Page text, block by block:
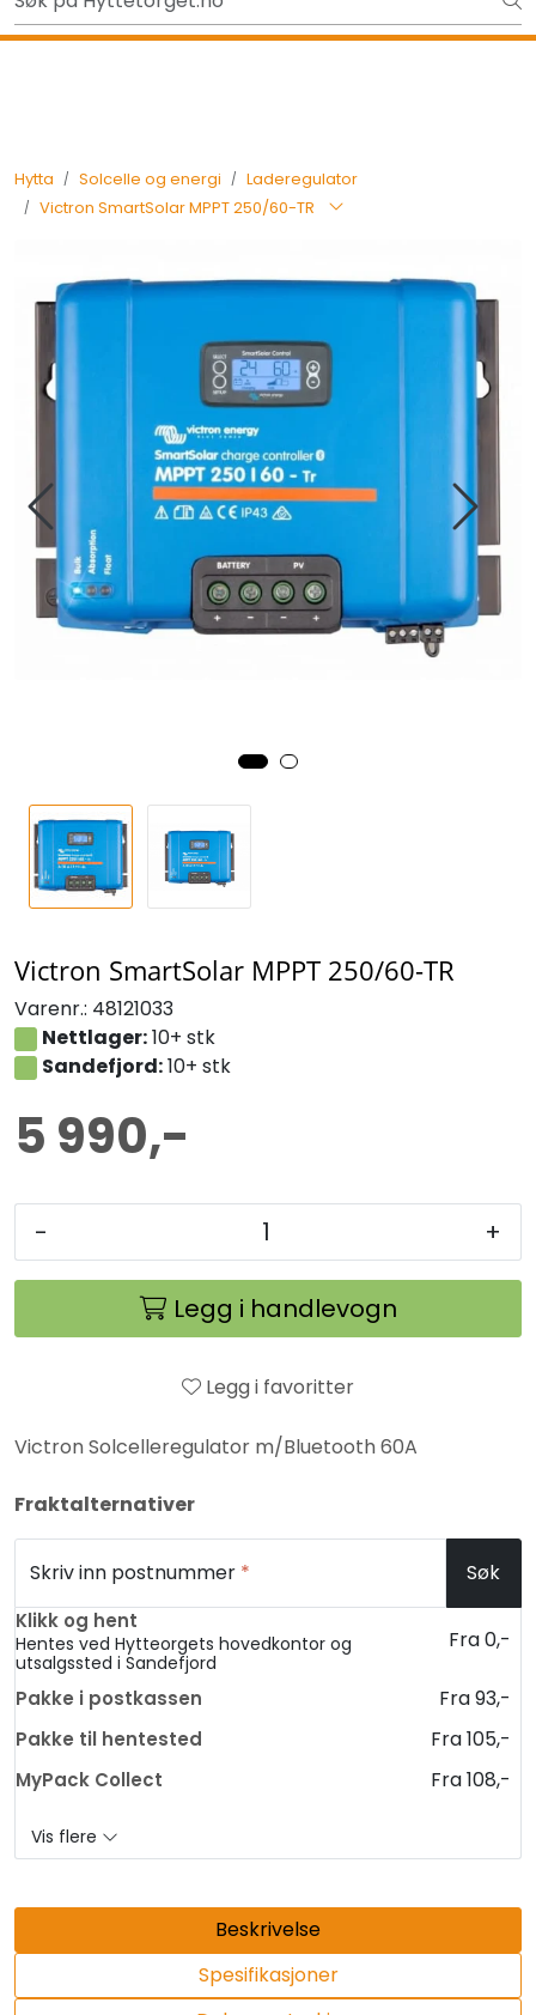
Skip to main contentGavekort - Gaven som ALLTID funker!
Hytta Solcelle og energi
Laderegulator
Victron SmartSolar MPPT 250/60-TR
Victron SmartSolar MPPT 250/60-TR
Varenr.: 48121033
Nettlager:10+ stk
Sandefjord:10+ stk
5 990,-
- +
Legg i handlevogn
Legg i favoritter
Victron Solcelleregulator m/Bluetooth 60A
Fraktalternativer
Skriv inn postnummer * Søk
Klikk og hent
Hentes ved Hytteorgets hovedkontor og
utsalgssted i Sandefjord
Fra 0,-
Pakke i postkassen Fra 93,-
Pakke til hentested Fra 105,-
MyPack Collect Fra 108,-
Vis flere
Beskrivelse
Spesifikasjoner
Tilbake